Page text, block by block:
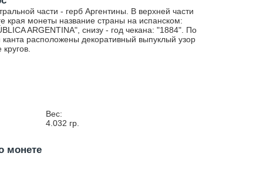
части - герб Аргентины. В верхней части
края монеты название страны на испанском:
ARGENTINA", снизу - год чекана: "1884". По
канта расположены декоративный выпуклый узор
кругов.
Вес:
4.032 гр.
монете